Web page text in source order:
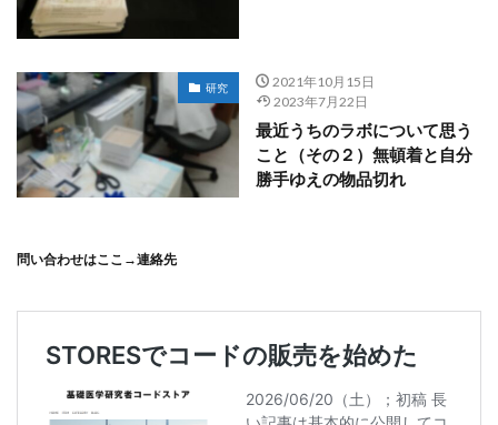
研究
2021年10月15日
2023年7月22日
最近うちのラボについて思う
こと（その２）無頓着と自分
勝手ゆえの物品切れ
問い合わせはここ→連絡先